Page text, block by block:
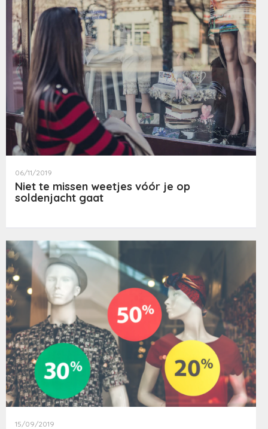
06/11/2019
Niet te missen weetjes vóór je op
soldenjacht gaat
15/09/2019